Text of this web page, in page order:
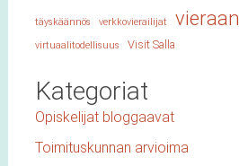
täyskäännös verkkovierailijat
virtuaalitodellisuus Visit Salla
Kategoriat
Opiskelijat bloggaavat
Toimituskunnan arvioima